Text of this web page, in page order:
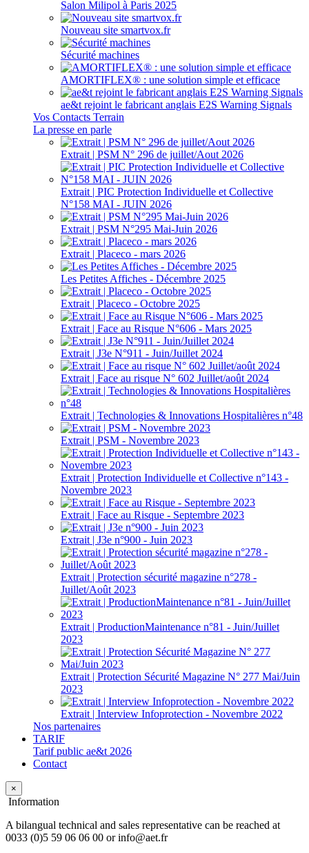
Salon Milipol à Paris 2025
Nouveau site smartvox.fr
Sécurité machines
AMORTIFLEX® : une solution simple et efficace
ae&t rejoint le fabricant anglais E2S Warning Signals
Vos Contacts Terrain
La presse en parle
Extrait | PSM N° 296 de juillet/Aout 2026
Extrait | PIC Protection Individuelle et Collective
N°158 MAI - JUIN 2026
Extrait | PSM N°295 Mai-Juin 2026
Extrait | Placeco - mars 2026
Les Petites Affiches - Décembre 2025
Extrait | Placeco - Octobre 2025
Extrait | Face au Risque N°606 - Mars 2025
Extrait | J3e N°911 - Juin/Juillet 2024
Extrait | Face au risque N° 602 Juillet/août 2024
Extrait | Technologies & Innovations Hospitalières n°48
Extrait | PSM - Novembre 2023
Extrait | Protection Individuelle et Collective n°143 -
Novembre 2023
Extrait | Face au Risque - Septembre 2023
Extrait | J3e n°900 - Juin 2023
Extrait | Protection sécurité magazine n°278 -
Juillet/Août 2023
Extrait | ProductionMaintenance n°81 - Juin/Juillet
2023
Extrait | Protection Sécurité Magazine N° 277 Mai/Juin
2023
Extrait | Interview Infoprotection - Novembre 2022
Nos partenaires
TARIF
Tarif public ae&t 2026
Contact
×
Information
A bilangual technical and sales representative can be reached at
0033 (0)5 59 06 06 00 or info@aet.fr